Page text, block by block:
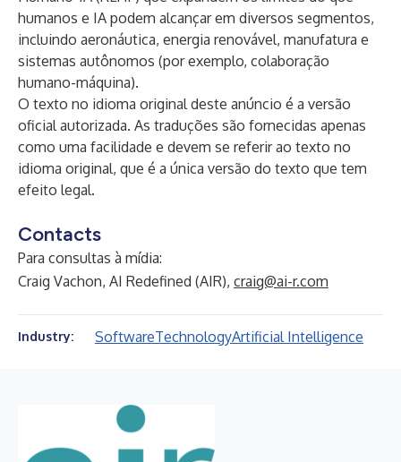
humanos e IA podem alcançar em diversos segmentos,
incluindo aeronáutica, energia renovável, manufatura e
sistemas autônomos (por exemplo, colaboração
humano-máquina).
O texto no idioma original deste anúncio é a versão
oficial autorizada. As traduções são fornecidas apenas
como uma facilidade e devem se referir ao texto no
idioma original, que é a única versão do texto que tem
efeito legal.
Contacts
Para consultas à mídia:
Craig Vachon, AI Redefined (AIR), craig@ai-r.com
Industry: SoftwareTechnologyArtificial Intelligence